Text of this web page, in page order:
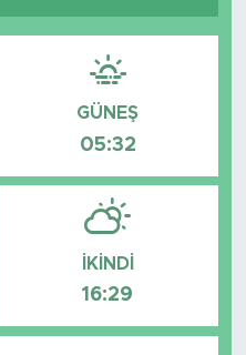
GÜNEŞ
05:32
İKINDI
16:29